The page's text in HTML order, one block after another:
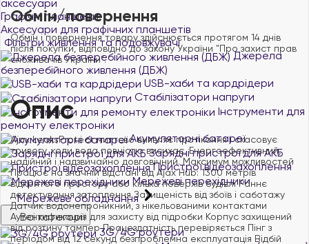
аксесуари
Графічні планшети
Аксесуари для графічних планшетів
Фільтри живлення та подовжувачі
Джерела
безперебійного живлення (ДБЖ)
USB-хаби та кардрідери
Стабілізатори напруги
Інструменти для
ремонту електроніки
Акумуляторні батареї
Зарядні пристрої для АКБ
Пристрої відеозахоплення
Мережеві перехідники
Мережеве обладнання
Всі категорії
3G/4G роутери
Обмін/повернення
Обмін і повернення товару здійснюється протягом 14 днів
після покупки, відповідно до закону України "Про захист прав
споживачів України".
Опис
Ajax LeaksProtect миттєво виявляє протікання і скасовує
тривогу, коли вода повністю висихає. Енергоефективний,
надійний і надзвичайно довговічний. Максимум можливостей
Працює на значній відстані від Ajax Hub: 1300 метрів
відкритого простору або кілька поверхів будівлі Раннє
детектування затоплення Захищеність від збоїв і саботажу
Датчик водонепроникний, з нікельованими контактами
Аутентификация для захисту від підробки Корпус захищений
від розтину тампер Працездатність перевіряється Пінг з
періодом від 12 секунд безпроблемна експлуатація Відбій